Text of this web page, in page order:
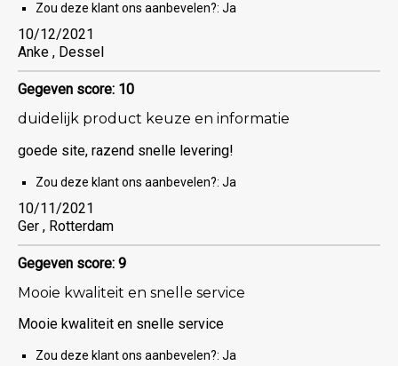
Zou deze klant ons aanbevelen?: Ja
10/12/2021
Anke , Dessel
Gegeven score: 10
duidelijk product keuze en informatie
goede site, razend snelle levering!
Zou deze klant ons aanbevelen?: Ja
10/11/2021
Ger , Rotterdam
Gegeven score: 9
Mooie kwaliteit en snelle service
Mooie kwaliteit en snelle service
Zou deze klant ons aanbevelen?: Ja